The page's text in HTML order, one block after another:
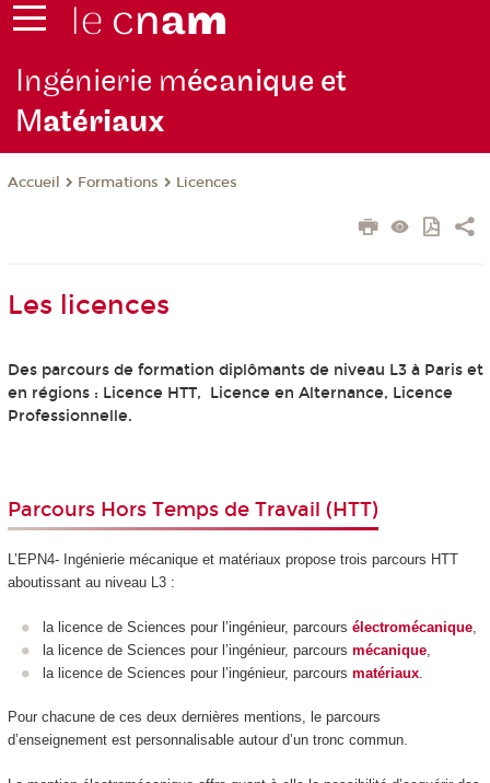
Ingénierie mécanique et
Matériaux
Accueil Formations Licences
Les licences
Des parcours de formation diplômants de niveau L3 à Paris et
en régions : Licence HTT, Licence en Alternance, Licence
Professionnelle.
Parcours Hors Temps de Travail (HTT)
L’EPN4- Ingénierie mécanique et matériaux propose trois parcours HTT
aboutissant au niveau L3 :
la licence de Sciences pour l’ingénieur, parcours électromécanique
la licence de Sciences pour l’ingénieur, parcours mécanique
la licence de Sciences pour l’ingénieur, parcours matériaux
Pour chacune de ces deux dernières mentions, le parcours
d’enseignement est personnalisable autour d’un tronc commun.